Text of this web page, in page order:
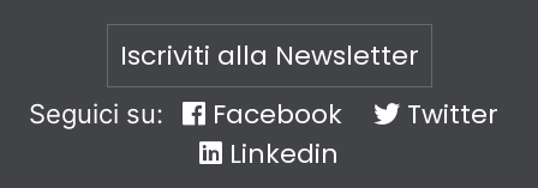
Iscriviti alla Newsletter
Seguici su: Facebook
Twitter
Linkedin